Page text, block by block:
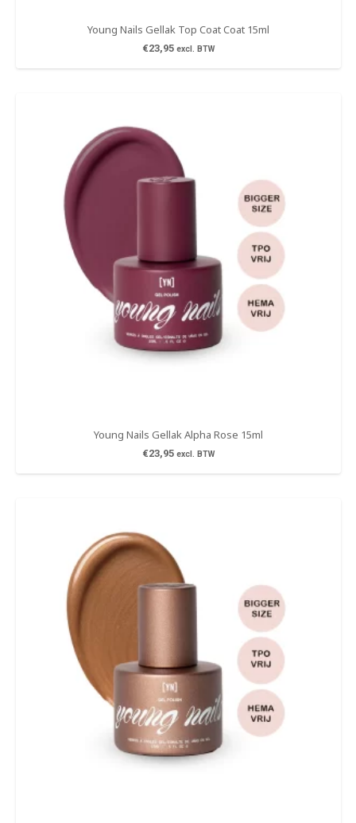
Young Nails Gellak Top Coat Coat 15ml
€23,95 excl. BTW
Young Nails Gellak Alpha Rose 15ml
€23,95 excl. BTW